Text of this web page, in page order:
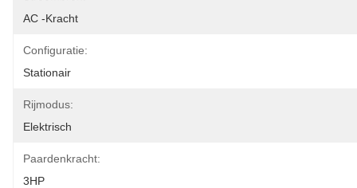
AC -kracht
Configuratie:
Stationair
Rijmodus:
Elektrisch
Paardenkracht:
3HP